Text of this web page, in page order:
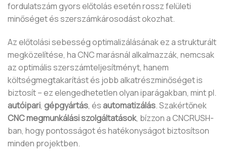
fordulatszám gyors előtolás esetén rossz felületi
minőséget és szerszámkárosodást okozhat.
Az előtolási sebesség optimalizálásának ez a strukturált
megközelítése, ha CNC marásnál alkalmazzák, nemcsak
az optimális szerszámteljesítményt, hanem
költségmegtakarítást és jobb alkatrészminőséget is
biztosít – ez elengedhetetlen olyan iparágakban, mint pl.
autóipari, gépgyártás, és automatizálás. Szakértőnek
CNC megmunkálási szolgáltatások, bízzon a CNCRUSH-
ban, hogy pontosságot és hatékonyságot biztosítson
minden projektben.